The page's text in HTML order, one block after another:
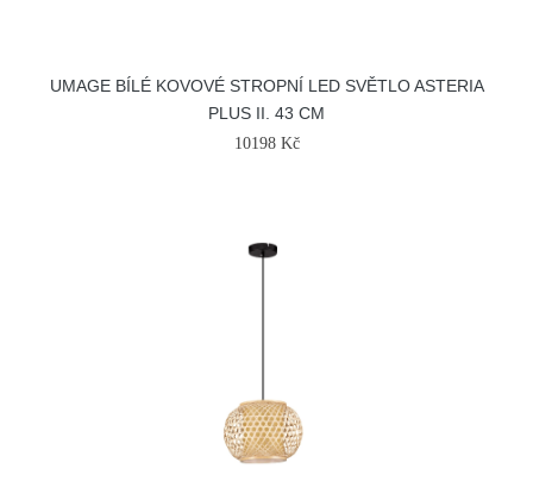
UMAGE BÍLÉ KOVOVÉ STROPNÍ LED SVĚTLO ASTERIA
PLUS II. 43 CM
10198 Kč